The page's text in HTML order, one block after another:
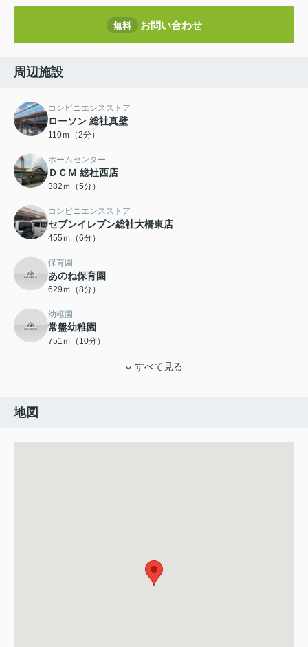
無料 お問い合わせ
周辺施設
コンビニエンスストア
ローソン 総社真壁
110ｍ（2分）
ホームセンター
ＤＣＭ 総社西店
382ｍ（5分）
コンビニエンスストア
セブンイレブン総社大橋東店
455ｍ（6分）
保育園
あのね保育園
629ｍ（8分）
幼稚園
常盤幼稚園
751ｍ（10分）
すべて見る
地図